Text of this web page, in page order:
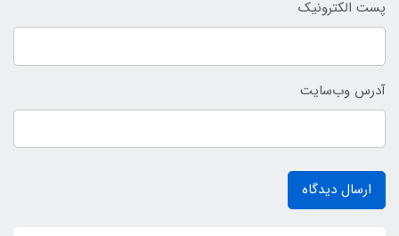
پست الکترونیک
آدرس وب‌سایت
ارسال دیدگاه